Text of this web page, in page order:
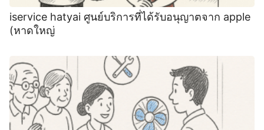
iservice hatyai ศูนย์บริการที่ได้รับอนุญาตจาก apple
(หาดใหญ่